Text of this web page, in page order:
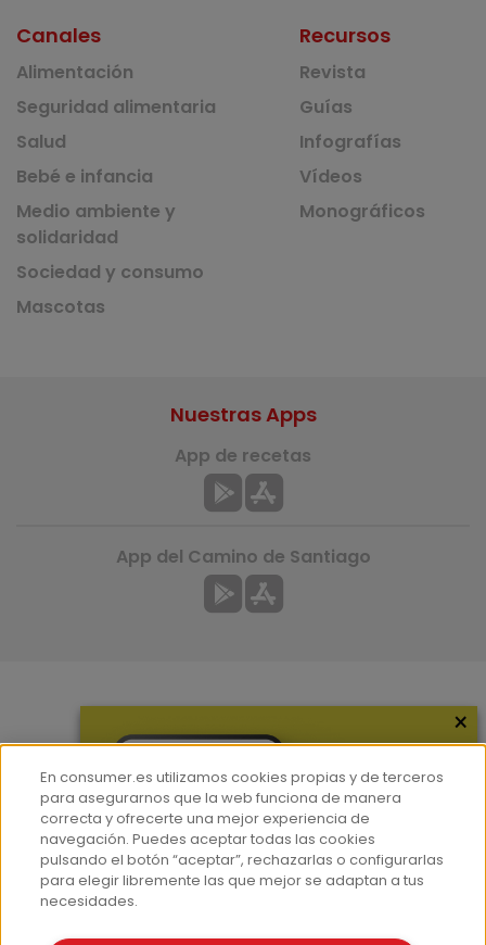
Canales
Alimentación
Seguridad alimentaria
Salud
Bebé e infancia
Medio ambiente y
solidaridad
Sociedad y consumo
Mascotas
Recursos
Revista
Guías
Infografías
Vídeos
Monográficos
Hemeroteca
Contacto
Prensa
Corpus Lingüístico Consumer
Nuestras Apps
App de recetas
App del Camino de Santiago
×
En consumer.es utilizamos cookies propias y de terceros
para asegurarnos que la web funciona de manera
correcta y ofrecerte una mejor experiencia de
navegación. Puedes aceptar todas las cookies
pulsando el botón “aceptar”, rechazarlas o configurarlas
para elegir libremente las que mejor se adaptan a tus
necesidades.